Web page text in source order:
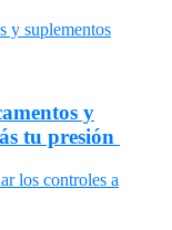
y
tu presión